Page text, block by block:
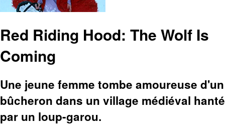
Red Riding Hood: The Wolf Is
Coming
Une jeune femme tombe amoureuse d'un
bûcheron dans un village médiéval hanté
par un loup-garou.